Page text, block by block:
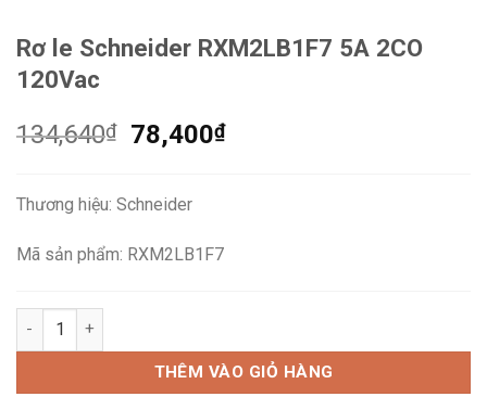
Rơ le Schneider RXM2LB1F7 5A 2CO
120Vac
134,640₫
Giá
134,640₫.
78,400₫Giá
Thương hiệu: Schneider
Mã sản phẩm: RXM2LB1F7
Rơ le Schneider RXM2LB1F7 5A 2CO 120Vac số lượng
THÊM VÀO GIỎ HÀNG